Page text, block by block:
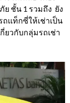
ย ชั้น 1 รวมถึง ยัง
เเท็กซี่ให้เช่าเป็น
ยวกับกลุ่มรถเช่า